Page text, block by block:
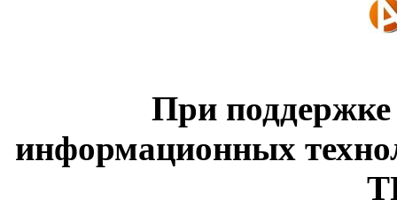
При
информационных